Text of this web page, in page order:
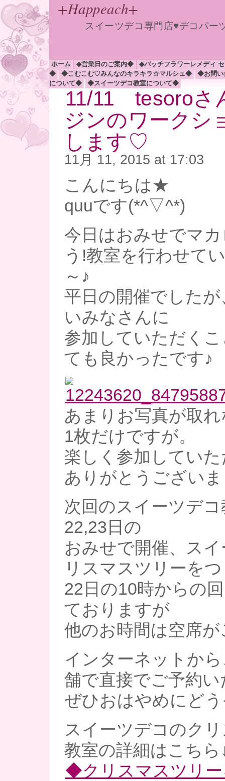
+Happeach+
スイーツデコ専門店♥デコパ
ホーム ◆営業日のご案内◆
◆バッチフラワーレメディ
◆
◆こむこむ♡みんなのキラキラ☆マルシェ◆
◆お問
について◆
◆スイーツデコ教室について◆
11/11 tesoroさ
ジンのワークシ
します♡
11月 11, 2015 at 17:03
こんにちは★
quuです(*^▽^*)
今日はおみせでマ
う!教室を行わせて
～♪
平日の開催でした
いみなさんに
参加していただく
ても良かったです♪
あまりお写真が取
1枚だけですが。
楽しく参加してい
ありがとうござい
次回のスイーツデ
22,23日の
おみせで開催、ス
リスマスツリーを
22日の10時からの
ておりますが
他のお時間は空席
インターネットか
舗で直接でご予約
ぜひおはやめにど
スイーツデコのク
教室の詳細はこちら
◆クリスマスツリ